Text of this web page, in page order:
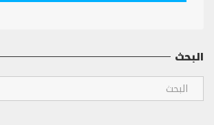
البحث